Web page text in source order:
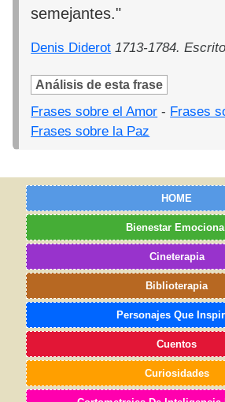
semejantes."
Denis Diderot 1713-1784.
Análisis de esta frase
Frases sobre el Amor - Frases
Frases sobre la Paz
HOME
Bienestar Emocional
Cineterapia
Biblioterapia
Personajes Que
Cuentos
Curiosidades